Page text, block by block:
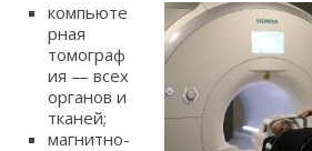
компьюте
рная
томограф
ия — всех
органов и
тканей;
магнитно-